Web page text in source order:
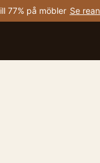
77% på möbler Se